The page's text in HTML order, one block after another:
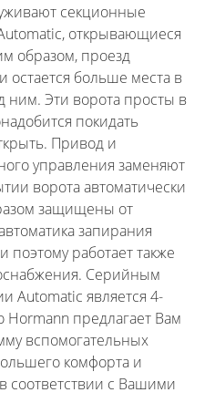
секционные
открывающиеся
образом, проезд
остается больше места в
ним. Эти ворота просты в
покидать
Привод и
управления заменяют
ворота автоматически
защищены от
запирания
поэтому работает также
Серийным
Automatic является 4-
предлагает Вам
вспомогательных
комфорта и
соответствии с Вашими